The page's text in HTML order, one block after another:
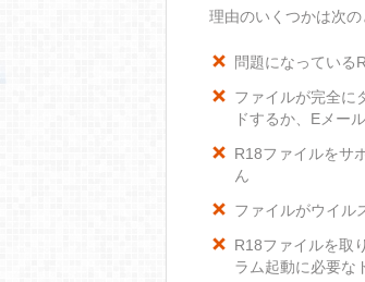
理由のいくつかは次の
問題になっている
ファイルが完全に
ドするか、Eメー
R18ファイルをサ
ん
ファイルがウイル
R18ファイルを取
ラム起動に必要な